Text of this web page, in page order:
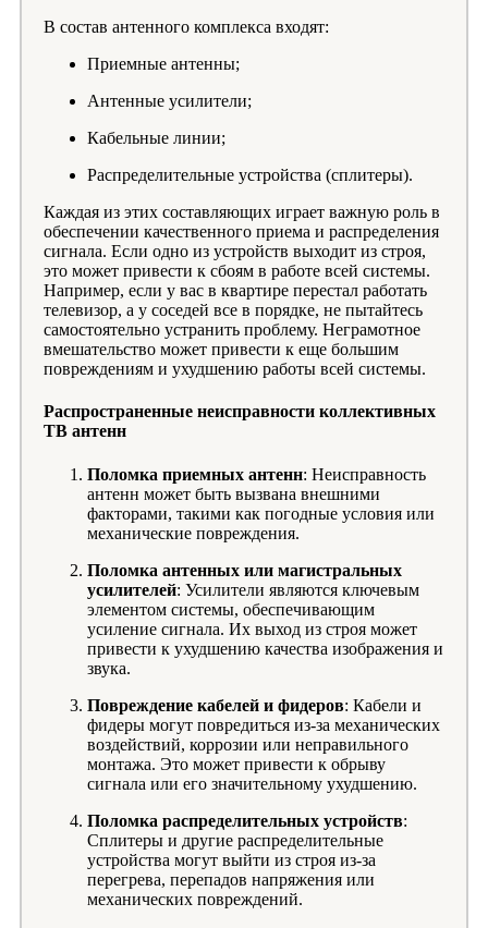
В состав антенного комплекса входят:
Приемные антенны;
Антенные усилители;
Кабельные линии;
Распределительные устройства (сплитеры).
Каждая из этих составляющих играет важную роль в
обеспечении качественного приема и распределения
сигнала. Если одно из устройств выходит из строя,
это может привести к сбоям в работе всей системы.
Например, если у вас в квартире перестал работать
телевизор, а у соседей все в порядке, не пытайтесь
самостоятельно устранить проблему. Неграмотное
вмешательство может привести к еще большим
повреждениям и ухудшению работы всей системы.
Распространенные неисправности коллективных
ТВ антенн
Поломка приемных антенн: Неисправность
антенн может быть вызвана внешними
факторами, такими как погодные условия или
механические повреждения.
Поломка антенных или магистральных
усилителей: Усилители являются ключевым
элементом системы, обеспечивающим
усиление сигнала. Их выход из строя может
привести к ухудшению качества изображения и
звука.
Повреждение кабелей и фидеров: Кабели и
фидеры могут повредиться из-за механических
воздействий, коррозии или неправильного
монтажа. Это может привести к обрыву
сигнала или его значительному ухудшению.
Поломка распределительных устройств:
Сплитеры и другие распределительные
устройства могут выйти из строя из-за
перегрева, перепадов напряжения или
механических повреждений.